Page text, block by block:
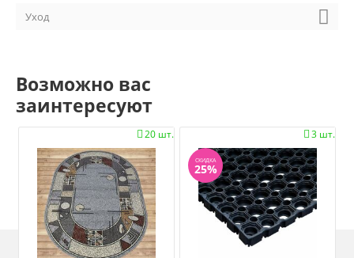
Уход
Возможно вас
заинтересуют
20 шт.
 3 шт.

СКИДКА
25%